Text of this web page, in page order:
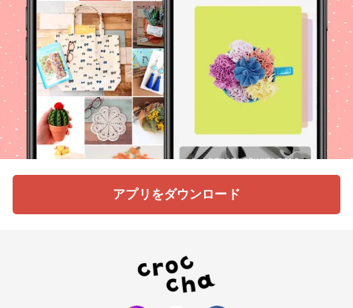
アプリをダウンロード